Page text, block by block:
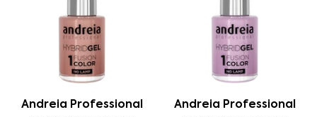
Andreia Professional Andreia Professional